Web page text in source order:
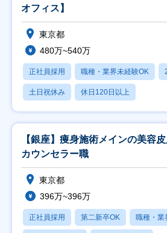
オフィス】
東京都
480万~540万
正社員採用 職種・業界未経験OK
土日祝休み 休日120日以上
【銀座】痩身施術メインの美容
カウンセラー職
東京都
396万~396万
正社員採用 第二新卒OK 職種・業